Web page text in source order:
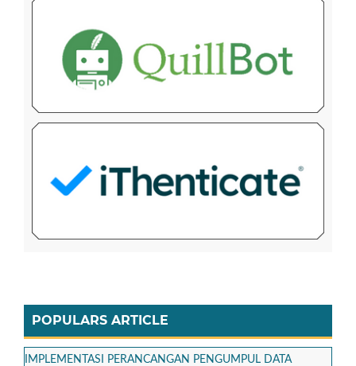
POPULARS ARTICLE
IMPLEMENTASI PERANCANGAN PENGUMPUL DATA